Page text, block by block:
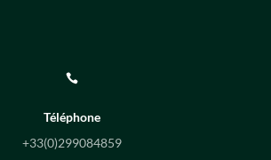

Téléphone
+33(0)299084859